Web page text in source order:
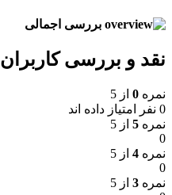
بررسی اجمالی
نقد و بررسی کاربران
نمره 0 از 5
0 نفر امتیاز داده اند
نمره 5 از 5
0
نمره 4 از 5
0
نمره 3 از 5